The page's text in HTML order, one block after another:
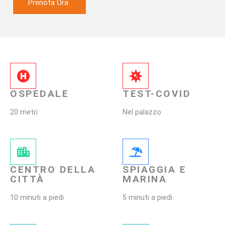
Prenota Ora
OSPEDALE
20 metri
TEST-COVID
Nel palazzo
CENTRO DELLA
CITTÀ
10 minuti a piedi
SPIAGGIA E
MARINA
5 minuti a piedi